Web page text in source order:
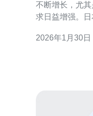
不断增长，尤
求日益增强。
线路的云主机以
2026年1月30日